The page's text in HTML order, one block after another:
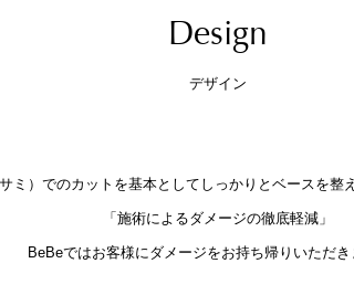
Design
デザイン
ミ）でのカットを基本としてしっかりとベースを整
「施術によるダメージの徹底軽減」
BeBeではお客様にダメージをお持ち帰りいただき